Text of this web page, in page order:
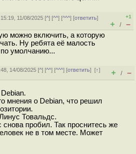
11/08/2025 [^] [^^] [^^^] [ответить]
+1
+ / –
можно включить, а которую
Ну ребята её малость
умолчанию...
14/08/2025 [^] [^^] [^^^] [ответить][↑]
+ / –
мнения о Debian, что решил
Товальдс.
пробил. Так проснитесь же
не в том месте. Может